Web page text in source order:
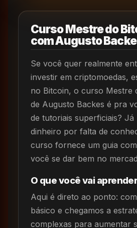
Curso Mestre do
com Augusto
Se você quer realmente
investir em criptomoedas,
no Bitcoin, o curso Mestre
de Augusto Backes é pra
de tutoriais superficiais? Já
dinheiro por falta de
curso fornece um guia
você se dar bem no
O que você vai
Aqui é direto ao ponto:
básico e chegamos a
complexas para aumentar